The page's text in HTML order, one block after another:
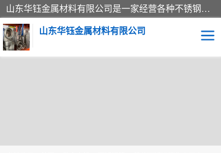
山东华钰金属材料有限公司是一家经营各种不锈钢管材、板材、圆钢、法兰、封头、型材等产品的公司；主营产品有：不锈钢管，激光切割，管件标准件，不锈钢圆钢，不锈钢人孔，不锈钢亮管，不锈钢角钢，不锈钢加工，不锈钢管子，不锈钢工业方管，不锈钢封头，不锈钢法兰，不锈钢阀门，不锈钢槽钢，不锈钢扁钢，不锈钢板等；可为客户制作各种规格的型材及不锈钢配件、非标准件及各种容器具等，能满足客户的不同采购要求。
山东华钰金属材料有限公司